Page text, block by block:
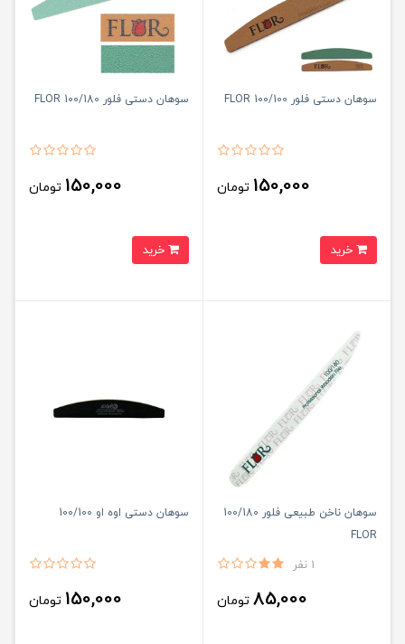
سوهان دستی فلور 100/100 FLOR
150,000 تومان
سوهان دستی فلور 100/180 FLOR
150,000 تومان
سوهان ناخن طبیعی فلور 100/180
FLOR
1 نفر
85,000 تومان
سوهان دستی اوه او 100/100
150,000 تومان